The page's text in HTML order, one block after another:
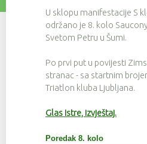
U sklopu manifestacije S
održano je 8. kolo
Svetom Petru u Šumi.
Po prvi put u povijesti
stranac - sa startnim
Triatlon kluba Ljubljana.
Glas Istre, izvještaj.
Poredak 8. kolo